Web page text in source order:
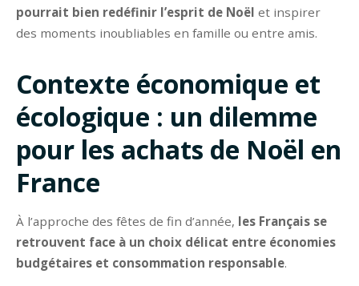
pourrait bien redéfinir l’esprit de Noël et inspirer
des moments inoubliables en famille ou entre amis.
Contexte économique et
écologique : un dilemme
pour les achats de Noël en
France
À l’approche des fêtes de fin d’année, les Français se
retrouvent face à un choix délicat entre économies
budgétaires et consommation responsable.